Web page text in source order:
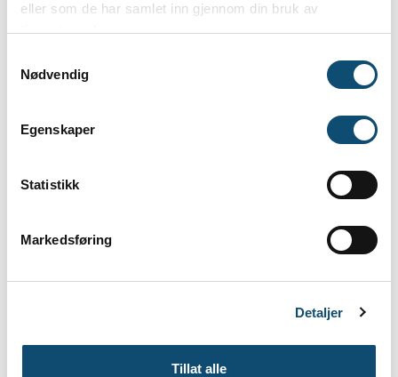
eller som de har samlet inn gjennom din bruk av
tjenestene deres.
Nødvendig
Egenskaper
Statistikk
Markedsføring
Detaljer
Tillat alle